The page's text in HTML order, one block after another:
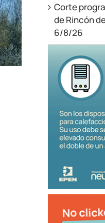
Corte
de Rincón
6/8/26